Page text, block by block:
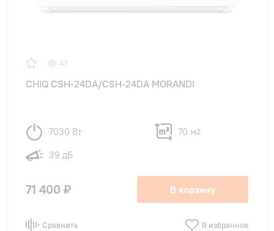
47
CHIQ CSH-24DA/CSH-24DA MORANDI
7030 Вт 70 м2
39 дБ
71 400 ₽ В корзину
Сравнить В избранное